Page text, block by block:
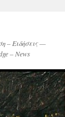
– Ειδήσεις —
– News